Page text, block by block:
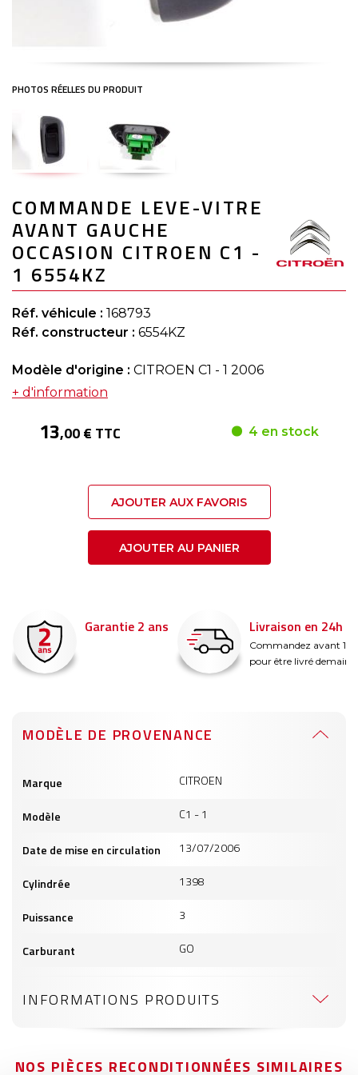
to
the
beginning
of
the
images
gallery
COMMANDE LEVE-VITRE
AVANT GAUCHE
OCCASION CITROEN C1 -
1 6554KZ
Réf. véhicule : 168793
Réf. constructeur : 6554KZ
Modèle d'origine : CITROEN C1 - 1 2006
+ d'information
13,00 € TTC 4 en stock
AJOUTER AUX FAVORIS
AJOUTER AU PANIER
Garantie 2 ans Livraison en 24h
Commandez avant 14h
pour être livré demain !
MODÈLE DE PROVENANCE
produits
Marque CITROEN
Modèle C1 - 1
Date de mise en circulation 13/07/2006
Cylindrée 1398
Puissance 3
Carburant GO
INFORMATIONS PRODUITS
NOS PIÈCES RECONDITIONNÉES SIMILAIRES